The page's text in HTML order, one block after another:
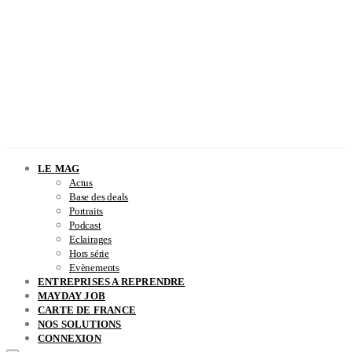
LE MAG
Actus
Base des deals
Portraits
Podcast
Eclairages
Hors série
Evènements
ENTREPRISES A REPRENDRE
MAYDAY JOB
CARTE DE FRANCE
NOS SOLUTIONS
CONNEXION